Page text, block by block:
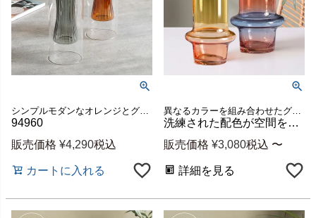
シンプルモダンなオレンジとグレーの花瓶
94960
販売価格 ¥4,290税込
カートに入れる
異なるカラーを組み合わせたグラデーションのバイカラーデザインが目を引く、ガラス製のフラワーベース
洗練された配色が空間を彩るバイカラーガラスのフラワーベース[ オレンジ／イエロー ][b-9495]
販売価格 ¥3,080税込 〜
詳細を見る